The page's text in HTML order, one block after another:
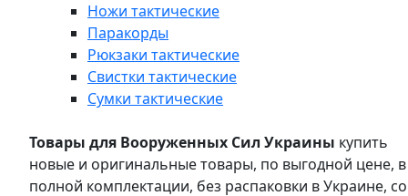
Ножи тактические
Паракорды
Рюкзаки тактические
Свистки тактические
Сумки тактические
Товары для Вооруженных Сил Украины купить
новые и оригинальные товары, по выгодной цене, в
полной комплектации, без распаковки в Украине, со